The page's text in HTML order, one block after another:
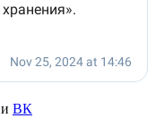
и ВК